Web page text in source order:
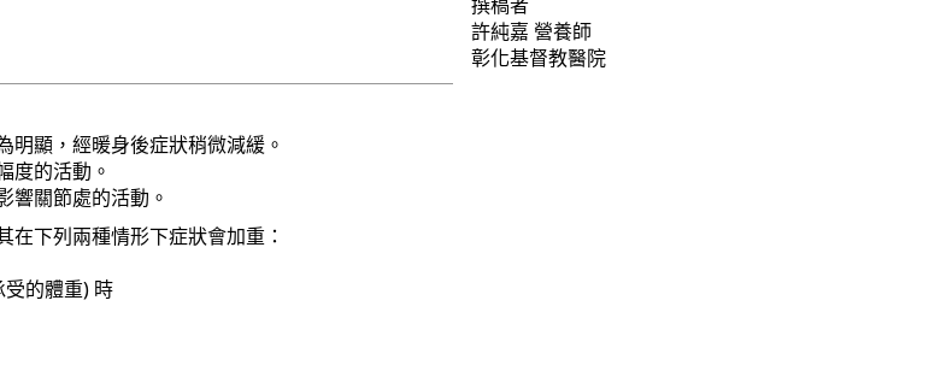
明顯，經暖身後症狀稍微減緩。
度的活動。
響關節處的活動。
在下列兩種情形下症狀會加重：
的體重) 時
許純嘉 營養師
彰化基督教醫院